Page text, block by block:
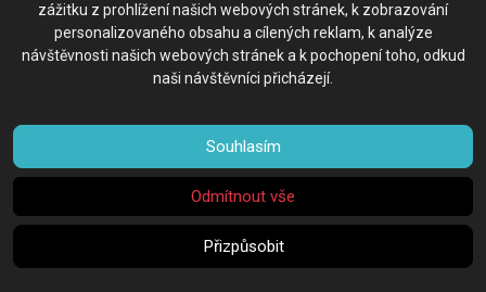
603 196 634 / 577 922 102
info@fotopixel.cz
zážitku z prohlížení našich webových stránek, k zobrazování
personalizovaného obsahu a cílených reklam, k analýze
návštěvnosti našich webových stránek a k pochopení toho, odkud
naši návštěvníci přicházejí.
Souhlasím
Odmítnout vše
Přizpůsobit